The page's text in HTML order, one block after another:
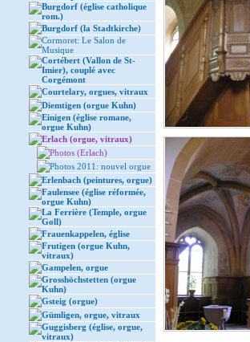
Burgdorf (église catholique
rom.)
Burgdorf (la Stadtkirche)
Cormoret: Le Salon de
Musique
Cortébert (Vallon de St-
Imier), couplé avec
Corgémont
Courtelary, orgues, vitraux
Diemtigen (orgue Kuhn)
Einigen (église romane,
orgue Kuhn)
Erlach (orgue, vitraux)
Photos (Erlach)
Photos 2011: nouvel orgue
Erlenbach (peintures, orgue)
Faulensee (église réformée,
orgue Kuhn)
La Ferrière (Temple, orgue
Goll)
Frauenkappelen, église
Frutigen (orgue Kuhn,
vitraux)
Gampelen, orgue
Grosshöchstetten (orgue
Kuhn)
Gsteig (orgue)
Gümligen, orgue, vitraux
Guggisberg (église, orgue,
vitraux)